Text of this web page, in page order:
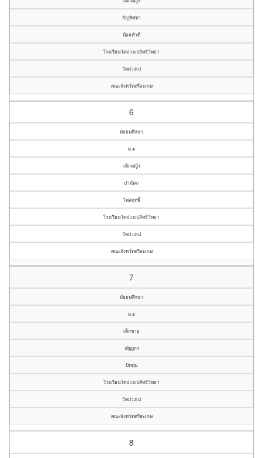
ธัญพิชชา
น้อยคำดี
โรงเรียนวัดม่วงเปสิทธิวิทยา
วัดม่วงเป
คณะจังหวัดศรีสะเกษ
6
มัธยมศึกษา
ม.๑
เด็กหญิง
ปาณิตา
โพสฤทธิ์
โรงเรียนวัดม่วงเปสิทธิวิทยา
วัดม่วงเป
คณะจังหวัดศรีสะเกษ
7
มัธยมศึกษา
ม.๑
เด็กชาย
ณัฐฎกร
ปัททุม
โรงเรียนวัดม่วงเปสิทธิวิทยา
วัดม่วงเป
คณะจังหวัดศรีสะเกษ
8